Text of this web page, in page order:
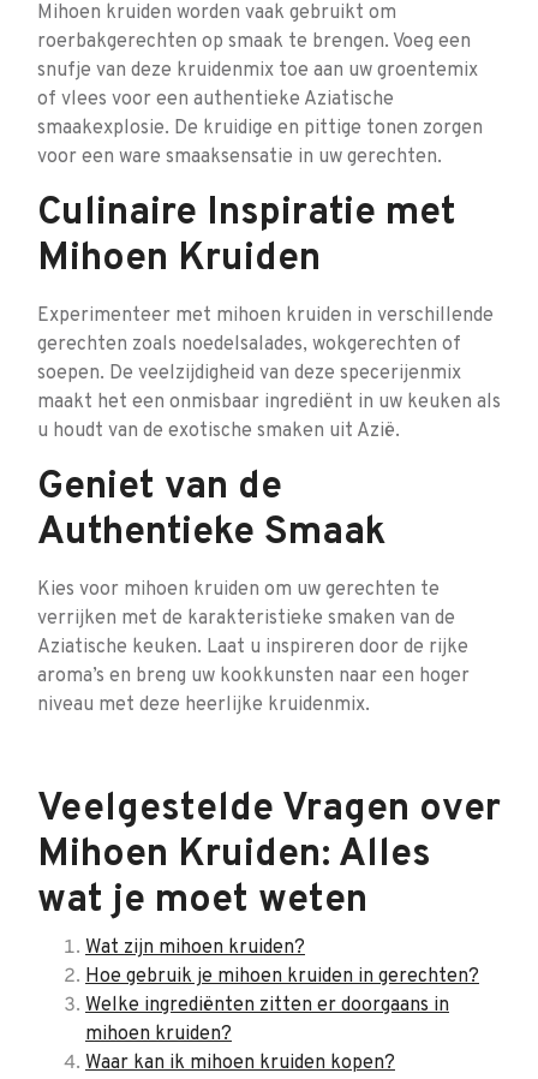
Mihoen kruiden worden vaak gebruikt om
roerbakgerechten op smaak te brengen. Voeg een
snufje van deze kruidenmix toe aan uw groentemix
of vlees voor een authentieke Aziatische
smaakexplosie. De kruidige en pittige tonen zorgen
voor een ware smaaksensatie in uw gerechten.
Culinaire Inspiratie met
Mihoen Kruiden
Experimenteer met mihoen kruiden in verschillende
gerechten zoals noedelsalades, wokgerechten of
soepen. De veelzijdigheid van deze specerijenmix
maakt het een onmisbaar ingrediënt in uw keuken als
u houdt van de exotische smaken uit Azië.
Geniet van de
Authentieke Smaak
Kies voor mihoen kruiden om uw gerechten te
verrijken met de karakteristieke smaken van de
Aziatische keuken. Laat u inspireren door de rijke
aroma’s en breng uw kookkunsten naar een hoger
niveau met deze heerlijke kruidenmix.
Veelgestelde Vragen over
Mihoen Kruiden: Alles
wat je moet weten
Wat zijn mihoen kruiden?
Hoe gebruik je mihoen kruiden in gerechten?
Welke ingrediënten zitten er doorgaans in
mihoen kruiden?
Waar kan ik mihoen kruiden kopen?